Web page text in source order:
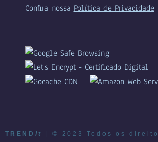
Confira nossa Política de Privacidade
TREND it | © 2023 Todos os